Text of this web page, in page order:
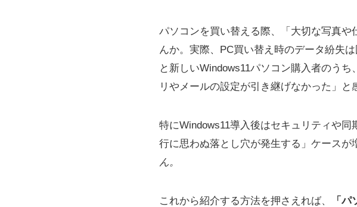
パソコンを買い替える際、「大切な写真
んか。実際、PC買い替え時のデータ紛失
と新しいWindows11パソコン購入者のう
リやメールの設定が引き継げなかった」と
特にWindows11導入後はセキュリティや
行に思わぬ落とし穴が発生する」ケースが
ん。
これから紹介する方法を押さえれば、
「